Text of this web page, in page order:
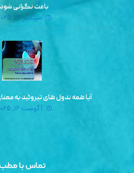
باعث نگرانی
سپتامبر ۱۴, ۲۰۲۵
آیا همه ندول‌ های تیروئید به
آگوست ۱۶, ۲۰۲۵
تماس با